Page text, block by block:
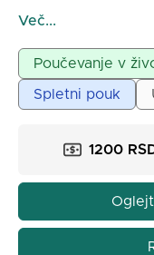
osnovnih in
osnovnošolce,
Potrpežljivost in
glavni značilnosti
Več...
Poučevanje v
Spletni pouk
1200